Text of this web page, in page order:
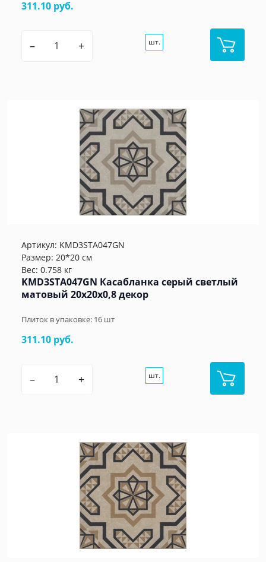
311.10 руб.
– + шт.
Артикул: KMD3STA047GN
Размер: 20*20 см
Вес: 0.758 кг
KMD3STA047GN Касабланка серый светлый
матовый 20x20x0,8 декор
Плиток в упаковке: 16 шт
311.10 руб.
– + шт.